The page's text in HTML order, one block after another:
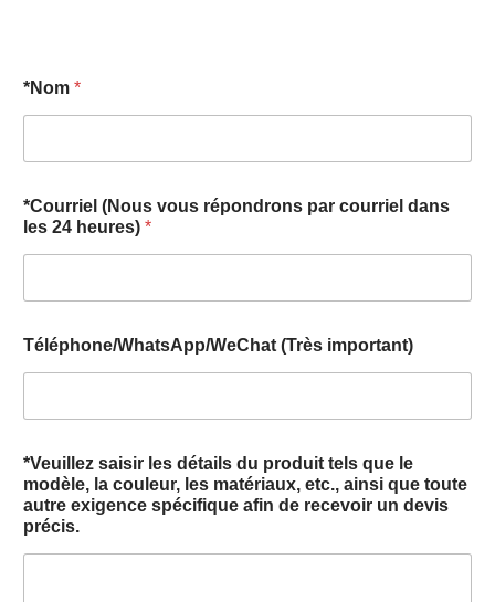
*Nom *
*Courriel (Nous vous répondrons par courriel dans
les 24 heures) *
Téléphone/WhatsApp/WeChat (Très important)
*Veuillez saisir les détails du produit tels que le
modèle, la couleur, les matériaux, etc., ainsi que toute
autre exigence spécifique afin de recevoir un devis
précis.